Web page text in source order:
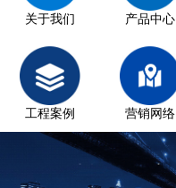
关于我们 产品中心
工程案例 营销网络